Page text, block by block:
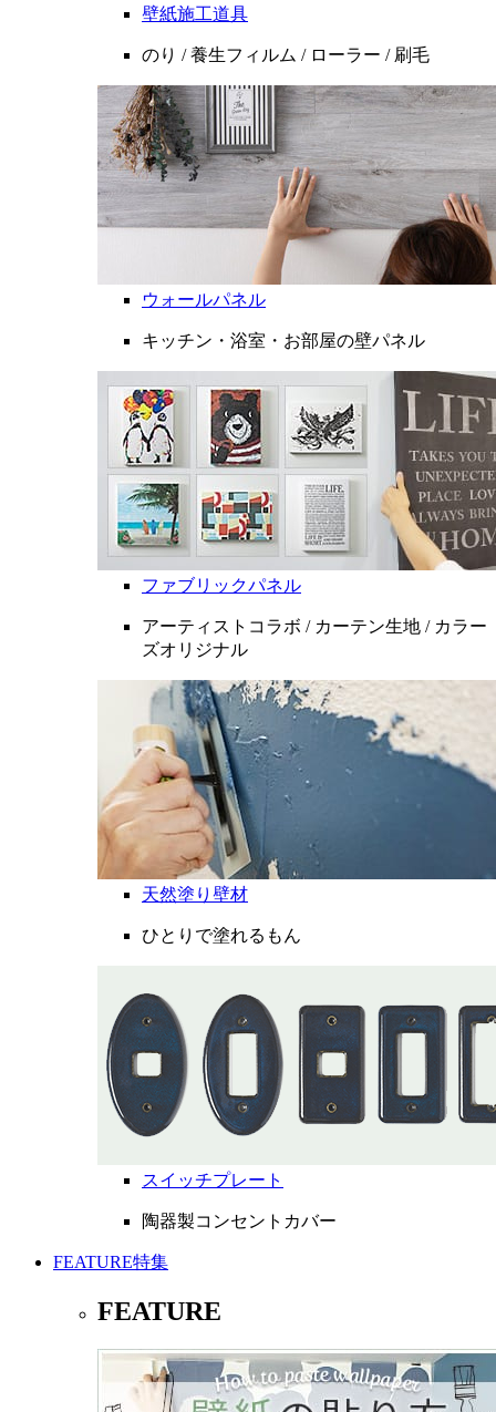
壁紙施工道具
のり / 養生フィルム / ローラー / 刷毛
ウォールパネル
キッチン・浴室・お部屋の壁パネル
ファブリックパネル
アーティストコラボ / カーテン生地 / カラー
ズオリジナル
天然塗り壁材
ひとりで塗れるもん
スイッチプレート
陶器製コンセントカバー
FEATURE特集
FEATURE